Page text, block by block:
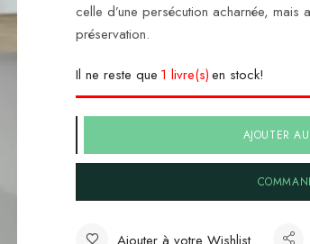
celle d’une persécution acharnée, mais
préservation.
Il ne reste que 1 livre(s) en stock!
AJOUTER
Ajouter à votre Wishlist